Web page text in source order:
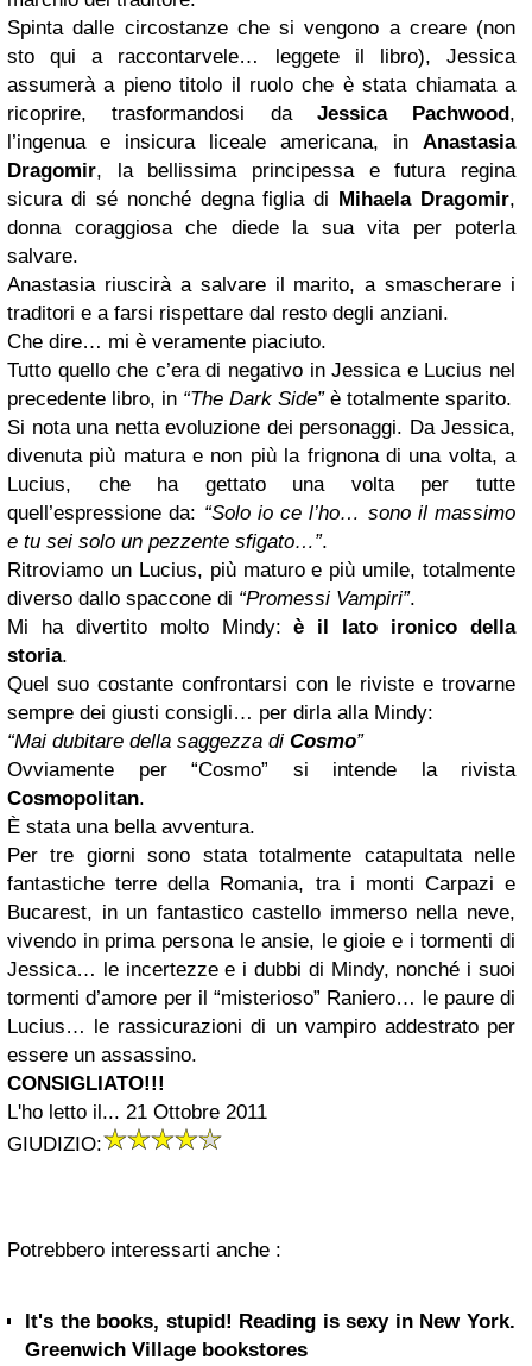
Spinta dalle circostanze che si vengono a creare (non
sto qui a raccontarvele… leggete il libro), Jessica
assumerà a pieno titolo il ruolo che è stata chiamata a
ricoprire, trasformandosi da Jessica Pachwood,
l’ingenua e insicura liceale americana, in Anastasia
Dragomir, la bellissima principessa e futura regina
sicura di sé nonché degna figlia di Mihaela Dragomir,
donna coraggiosa che diede la sua vita per poterla
salvare.
Anastasia riuscirà a salvare il marito, a smascherare i
traditori e a farsi rispettare dal resto degli anziani.
Che dire… mi è veramente piaciuto.
Tutto quello che c’era di negativo in Jessica e Lucius nel
precedente libro, in “The Dark Side”è totalmente sparito.
Si nota una netta evoluzione dei personaggi. Da Jessica,
divenuta più matura e non più la frignona di una volta, a
Lucius, che ha gettato una volta per tutte
quell’espressione da: “Solo io ce l’ho… sono il massimo
e tu sei solo un pezzente sfigato…”.
Ritroviamo un Lucius, più maturo e più umile, totalmente
diverso dallo spaccone di “Promessi Vampiri”.
Mi ha divertito molto Mindy:è il lato ironico della
storia.
Quel suo costante confrontarsi con le riviste e trovarne
sempre dei giusti consigli… per dirla alla Mindy:
“Mai dubitare della saggezza di Cosmo”
Ovviamente per “Cosmo” si intende la rivista
Cosmopolitan.
È stata una bella avventura.
Per tre giorni sono stata totalmente catapultata nelle
fantastiche terre della Romania, tra i monti Carpazi e
Bucarest, in un fantastico castello immerso nella neve,
vivendo in prima persona le ansie, le gioie e i tormenti di
Jessica… le incertezze e i dubbi di Mindy, nonché i suoi
tormenti d’amore per il “misterioso” Raniero… le paure di
Lucius… le rassicurazioni di un vampiro addestrato per
essere un assassino.
CONSIGLIATO!!!
L'ho letto il... 21 Ottobre 2011
GIUDIZIO:
Potrebbero interessarti anche :
It's the books, stupid! Reading is sexy in New York.
Greenwich Village bookstores